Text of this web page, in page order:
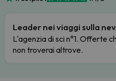
Leader nei viaggi sulla
L'agenzia di sci n°1. Offerte
non troverai altrove.